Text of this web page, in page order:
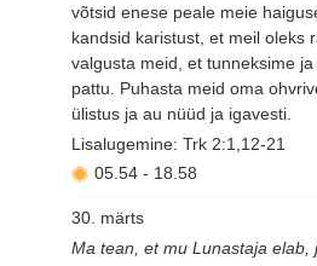
võtsid enese peale meie
kandsid karistust, et meil oleks
valgusta meid, et tunneksime
pattu. Puhasta meid oma
ülistus ja au nüüd ja igavesti.
Lisalugemine: Trk 2:1,12-21
05.54 - 18.58
30. märts
Ma tean, et mu Lunastaja elab,